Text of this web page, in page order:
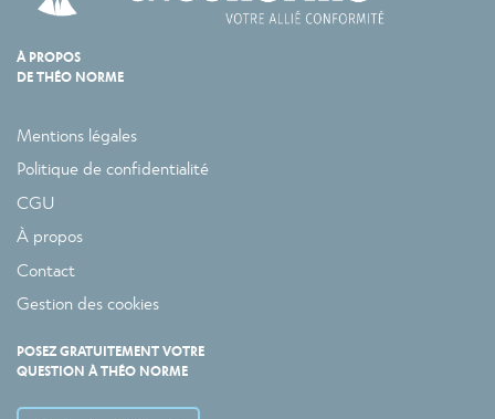
À PROPOS
DE THÉO NORME
Mentions légales
Politique de confidentialité
CGU
À propos
Contact
Gestion des cookies
POSEZ GRATUITEMENT VOTRE
QUESTION À THÉO NORME